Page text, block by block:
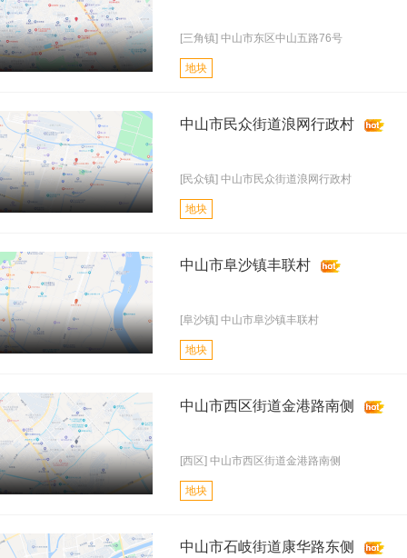
[三角镇] 中山市东区中山五路76号
地块
中山市民众街道浪网行政村
[民众镇] 中山市民众街道浪网行政村
地块
中山市阜沙镇丰联村
[阜沙镇] 中山市阜沙镇丰联村
地块
中山市西区街道金港路南侧
[西区] 中山市西区街道金港路南侧
地块
中山市石岐街道康华路东侧